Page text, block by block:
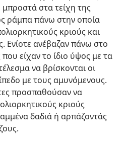
στα τείχη της
ράμπα πάνω στην οποία
κριούς και
Ενίοτε ανέβαζαν πάνω στο
είχαν το ίδιο ύψος με τα
να βρίσκονται οι
με τους αμυνόμενους.
προσπαθούσαν να
κριούς
δαδιά ή αρπάζοντάς